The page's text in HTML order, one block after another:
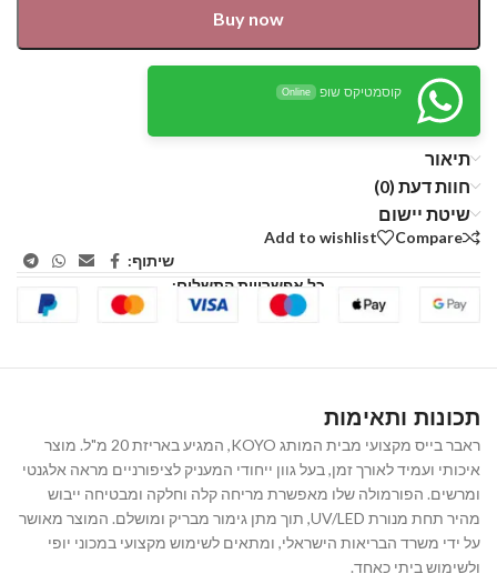
Buy now
קוסמטיקס שופ Online
תיאור
חוות דעת (0)
שיטת יישום
Compare
Add to wishlist
שיתוף:
כל אפשרויות התשלום:
תכונות ותאימות
ראבר בייס מקצועי מבית המותג KOYO, המגיע באריזת 20 מ"ל. מוצר
איכותי ועמיד לאורך זמן, בעל גוון ייחודי המעניק לציפורניים מראה אלגנטי
ומרשים. הפורמולה שלו מאפשרת מריחה קלה וחלקה ומבטיחה ייבוש
מהיר תחת מנורת UV/LED, תוך מתן גימור מבריק ומושלם. המוצר מאושר
על ידי משרד הבריאות הישראלי, ומתאים לשימוש מקצועי במכוני יופי
ולשימוש ביתי כאחד.